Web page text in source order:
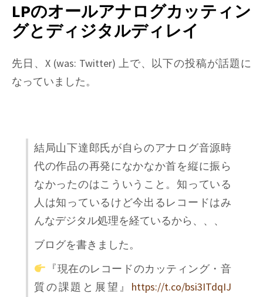
LPのオールアナログカッティン
グとディジタルディレイ
先日、X (was: Twitter) 上で、以下の投稿が話題に
なっていました。
結局山下達郎氏が自らのアナログ音源時
代の作品の再発になかなか首を縦に振ら
なかったのはこういうこと。知っている
人は知っているけど今出るレコードはみ
んなデジタル処理を経ているから、、、
ブログを書きました。
『現在のレコードのカッティング・音
質の課題と展望』 https://t.co/bsi3ITdqIJ